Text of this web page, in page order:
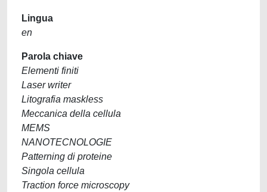
Lingua
en
Parola chiave
Elementi finiti
Laser writer
Litografia maskless
Meccanica della cellula
MEMS
NANOTECNOLOGIE
Patterning di proteine
Singola cellula
Traction force microscopy